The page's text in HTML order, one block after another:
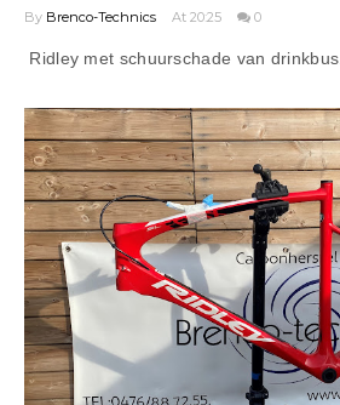
By Brenco-Technics At 20:25 0
Ridley met schuurschade van drinkbus.